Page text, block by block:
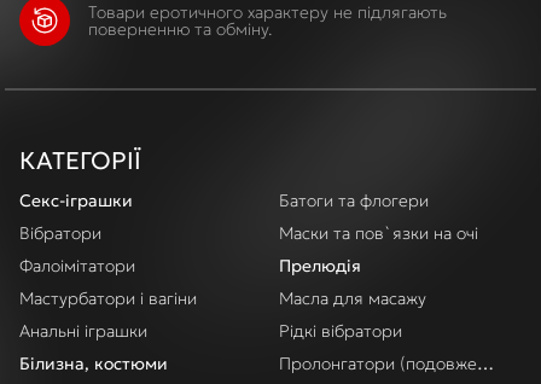
Товари еротичного характеру не підлягають
поверненню та обміну.
КАТЕГОРІЇ
Секс-іграшки
Вібратори
Фалоімітатори
Мастурбатори і вагіни
Анальні іграшки
Білизна, костюми
Батоги та флогери
Маски та пов`язки на очі
Прелюдія
Масла для масажу
Рідкі вібратори
Пролонгатори (подовження